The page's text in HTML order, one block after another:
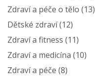
Zdraví a péče o tělo (13)
Dětské zdraví(12)
Zdraví a fitness (11)
Zdraví a medicína (10)
Zdraví a péče (8)